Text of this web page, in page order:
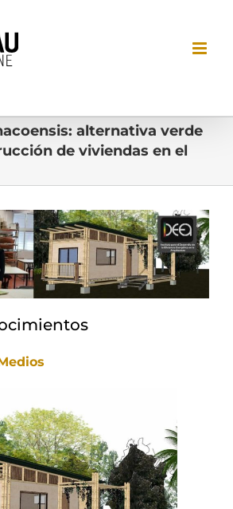
alternativa verde
de viviendas en el